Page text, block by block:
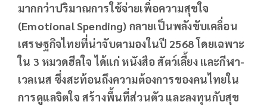
มากกว่าปริมาณการใช้จ่ายเพื่อความสุขใจ
(Emotional Spending) กลายเป็นพลังขับเคลื่อน
เศรษฐกิจไทยที่น่าจับตามองในปี 2568 โดยเฉพาะ
ใน 3 หมวดฮีลใจ ได้แก่ หนังสือ สัตว์เลี้ยง และกีฬา-
เวลเนส ซึ่งสะท้อนถึงความต้องการของคนไทยใน
การดูแลจิตใจ สร้างพื้นที่ส่วนตัว และลงทุนกับสุข